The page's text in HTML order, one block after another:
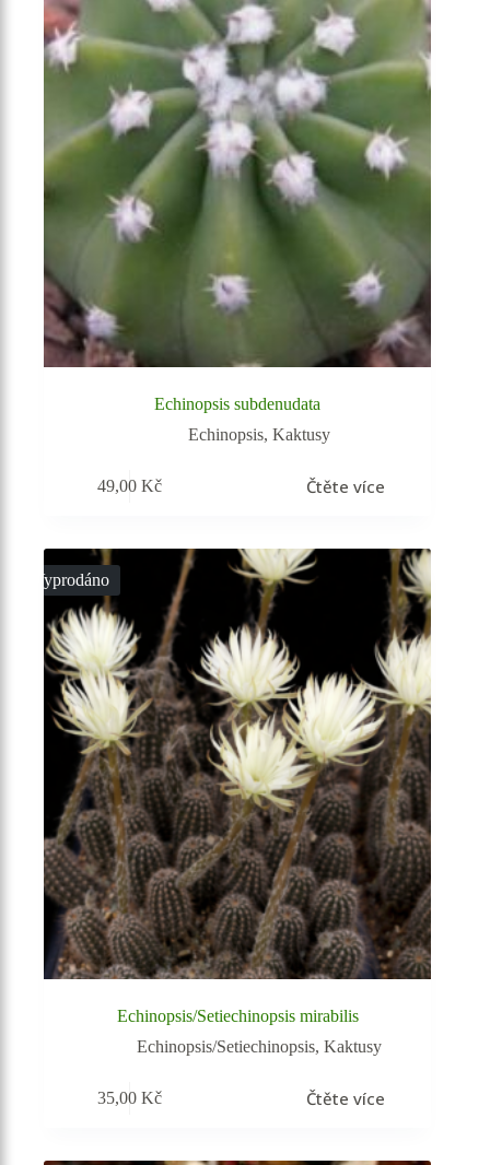
Echinopsis subdenudata
Echinopsis,Kaktusy
49,00Kč Čtěte více
Vyprodáno
Echinopsis/Setiechinopsis mirabilis
Echinopsis/Setiechinopsis,Kaktusy
35,00Kč Čtěte více